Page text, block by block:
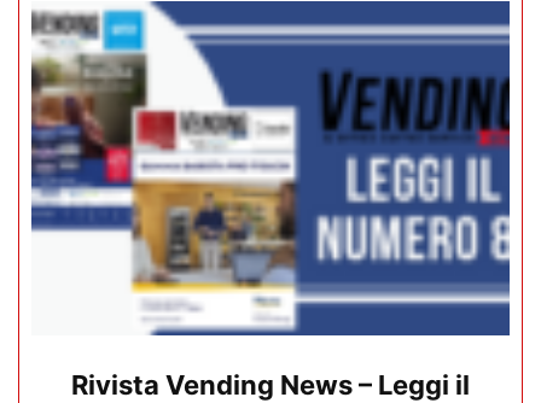
Rivista Vending News – Leggi il